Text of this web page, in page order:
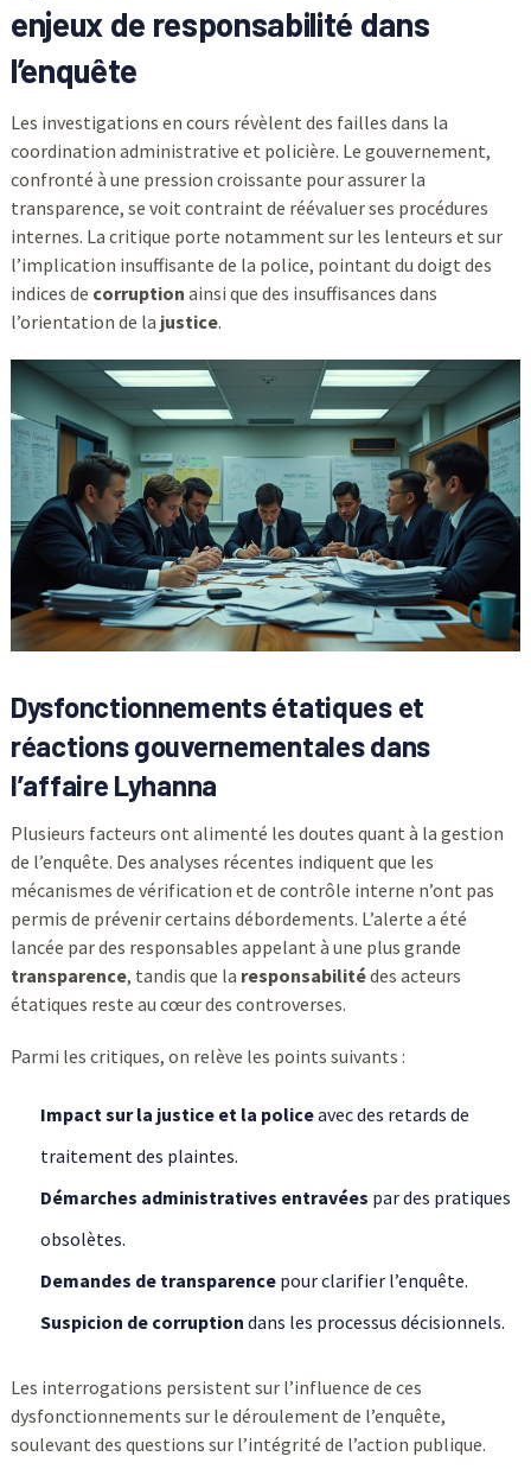
enjeux de responsabilité dans
l’enquête
Les investigations en cours révèlent des failles dans la
coordination administrative et policière. Le gouvernement,
confronté à une pression croissante pour assurer la
transparence, se voit contraint de réévaluer ses procédures
internes. La critique porte notamment sur les lenteurs et sur
l’implication insuffisante de la police, pointant du doigt des
indices de corruption ainsi que des insuffisances dans
l’orientation de la justice.
Dysfonctionnements étatiques et
réactions gouvernementales dans
l’affaire Lyhanna
Plusieurs facteurs ont alimenté les doutes quant à la gestion
de l’enquête. Des analyses récentes indiquent que les
mécanismes de vérification et de contrôle interne n’ont pas
permis de prévenir certains débordements. L’alerte a été
lancée par des responsables appelant à une plus grande
transparence, tandis que la responsabilitédes acteurs
étatiques reste au cœur des controverses.
Parmi les critiques, on relève les points suivants :
Impact sur la justice et la policeavec des retards de
traitement des plaintes.
Démarches administratives entravées par des pratiques
obsolètes.
Demandes de transparencepour clarifier l’enquête.
Suspicion de corruption dans les processus décisionnels.
Les interrogations persistent sur l’influence de ces
dysfonctionnements sur le déroulement de l’enquête,
soulevant des questions sur l’intégrité de l’action publique.